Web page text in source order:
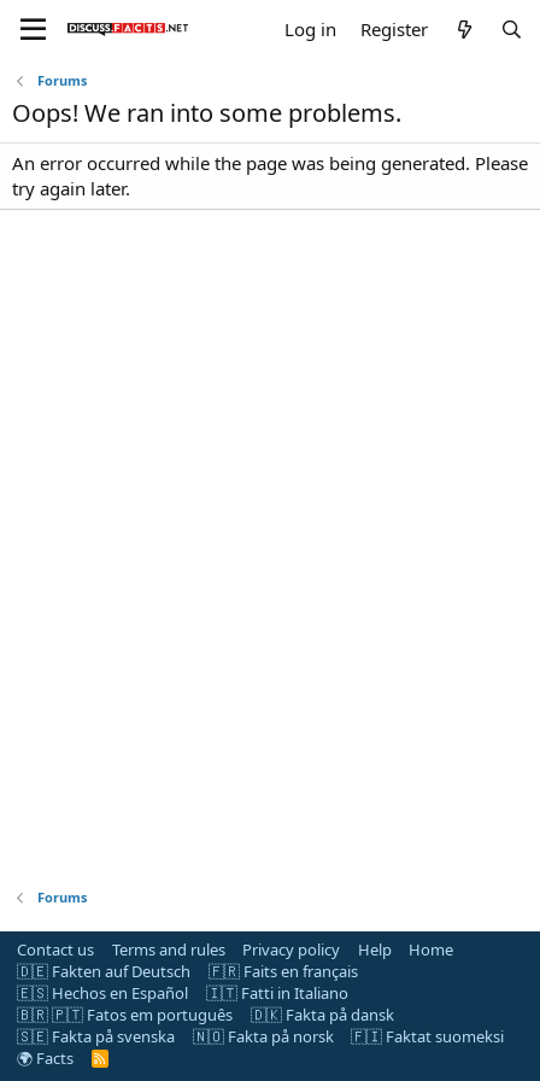
Log in Register
Forums
Oops! We ran into some problems.
An error occurred while the page was being generated. Please
try again later.
Forums
Contact us Terms and rules Privacy policy Help
Home
🇩🇪 Fakten auf Deutsch
🇫🇷 Faits en français
🇪🇸 Hechos en Español
🇮🇹 Fatti in Italiano
🇧🇷 🇵🇹 Fatos em português
🇩🇰 Fakta på dansk
🇸🇪 Fakta på svenska
🇳🇴 Fakta på norsk
🇫🇮 Faktat suomeksi
🌍 Facts
R